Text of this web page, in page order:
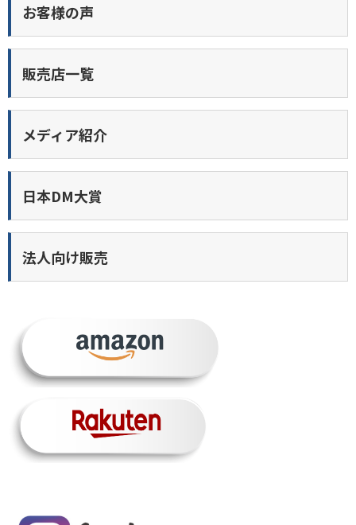
お客様の声
販売店一覧
メディア紹介
日本DM大賞
法人向け販売